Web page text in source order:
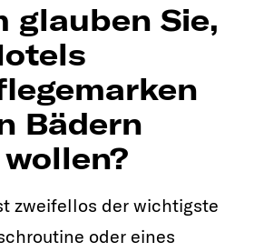
glauben Sie,
Bädern
zweifellos der wichtigste
oder eines